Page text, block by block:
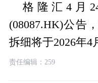
格隆汇4月
(08087.HK)公告
拆细将于2026年4
责任编辑：259